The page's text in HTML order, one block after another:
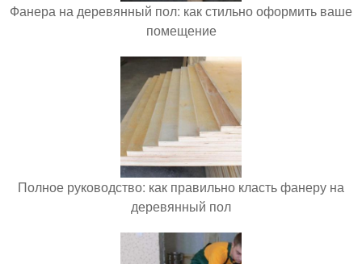
Фанера на деревянный пол: как стильно оформить ваше
помещение
Полное руководство: как правильно класть фанеру на
деревянный пол